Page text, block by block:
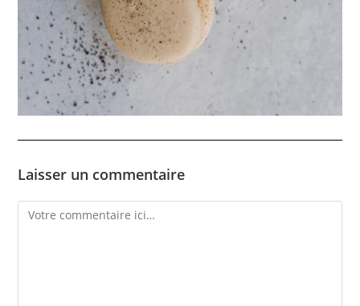
Laisser un commentaire